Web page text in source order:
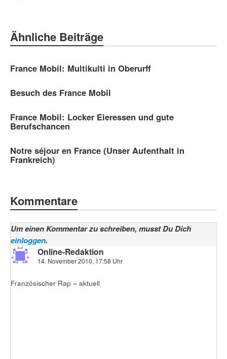
Ähnliche Beiträge
France Mobil: Multikulti in Oberurff
Besuch des France Mobil
France Mobil: Locker Eieressen und gute
Berufschancen
Notre séjour en France (Unser Aufenthalt in
Frankreich)
Kommentare
Um einen Kommentar zu schreiben, musst Du Dich
einloggen.
Online-Redaktion
14. November 2010, 17:58 Uhr
Französischer Rap – aktuell